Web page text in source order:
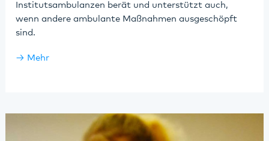
Institutsambulanzen berät und unterstützt auch,
wenn andere ambulante Maßnahmen ausgeschöpft
sind.
Mehr